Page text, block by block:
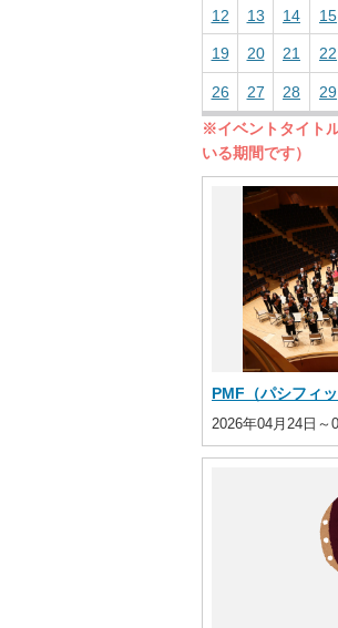
12 13 14 15
19 20 21 22
26 27 28 29
※イベントタイト
いる期間です）
PMF（パシフィ
2026年04月24日～